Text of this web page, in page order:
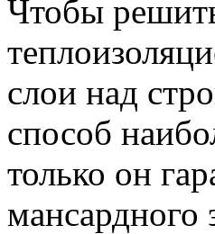
Чтобы
слои над
способ
только он
мансардного